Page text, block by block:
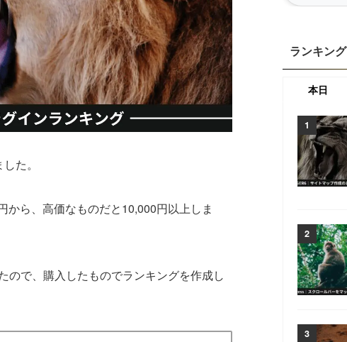
た。
ら、高価なものだと10,000円以上しま
ので、購入したものでランキングを作成し
ランキング
本日